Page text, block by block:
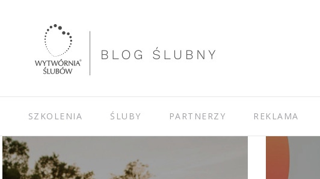
SZKOLENIA ŚLUBY PARTNERZY REKLAMA